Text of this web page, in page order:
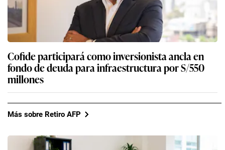
Cofide participará como inversionista ancla en
fondo de deuda para infraestructura por S/550
millones
Más sobre Retiro AFP